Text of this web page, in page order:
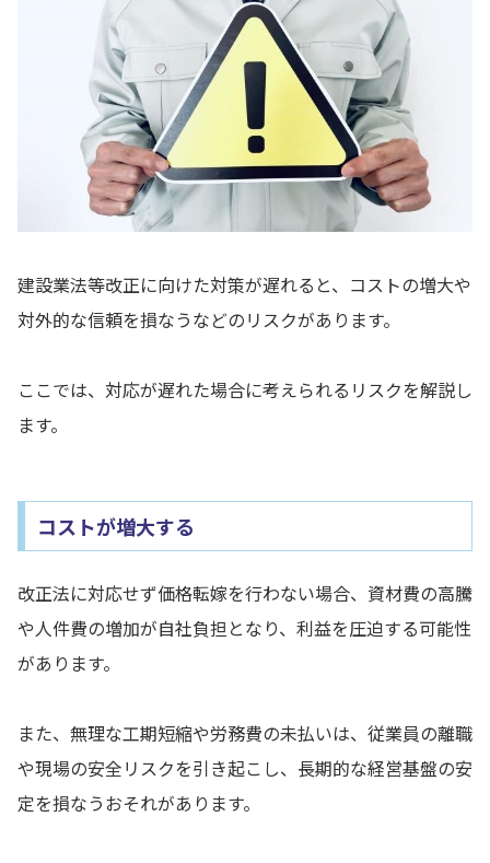
建設業法等改正に向けた対策が遅れると、コストの増大や
対外的な信頼を損なうなどのリスクがあります。
ここでは、対応が遅れた場合に考えられるリスクを解説し
ます。
コストが増大する
改正法に対応せず価格転嫁を行わない場合、資材費の高騰
や人件費の増加が自社負担となり、利益を圧迫する可能性
があります。
また、無理な工期短縮や労務費の未払いは、従業員の離職
や現場の安全リスクを引き起こし、長期的な経営基盤の安
定を損なうおそれがあります。